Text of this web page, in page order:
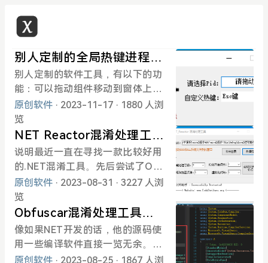
别人定制的全局热键进程快
速结束工具
别人定制的软件工具，有以下的功
能：可以拖动组件移动到窗体上，
然后软件自动获取PID。可以在软
件中设置快捷键。可以一键结束进
程。注：软件最小化之后将会在后
台隐藏。可以双击任务栏，呼出软
件窗体。软件下载地址：https://w
ww.123pan.com/s/AHC0Vv-NYw
c.html
原创软件 · 2023-11-17 · 1880 人浏
览
NET Reactor混淆处理工具
.NET Reactor版本 6.9
说明最近一直在寻找一款比较好用
的.NET混淆工具。先后尝试了Obf
uscar、VMP、还有这一款，目前
的话感觉这一款使用还是非常不错
的。所以根本.NET Reactor的第三
方写出来这样的一个小工具，因为.
NET Reactor他的程序是英文版，
按照软件默认的设置，可以防止很
原创软件 · 2023-08-31 · 3227 人浏
览
Obfuscar混淆处理工具
Obfuscar版本 2.2.38
像如果NET开发的话，他的源码使
用一些编译软件直接一览无余。和3
2位程序不同，NET平台下的软件破
原创软件 · 2023-08-25 · 1867 人浏